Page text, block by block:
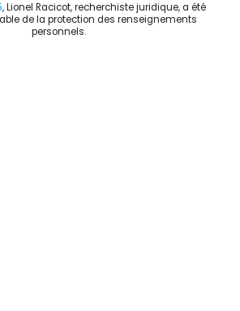
, Lionel Racicot, recherchiste juridique, a été
de la protection des renseignements
personnels.